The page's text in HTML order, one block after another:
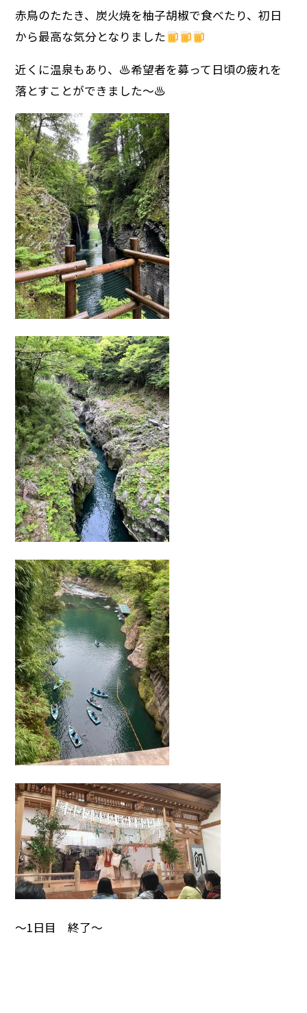
赤鳥のたたき、炭火焼を柚子胡椒で食べたり、初日
から最高な気分となりました
近くに温泉もあり、♨希望者を募って日頃の疲れを
落とすことができました～♨
～1日目 終了～